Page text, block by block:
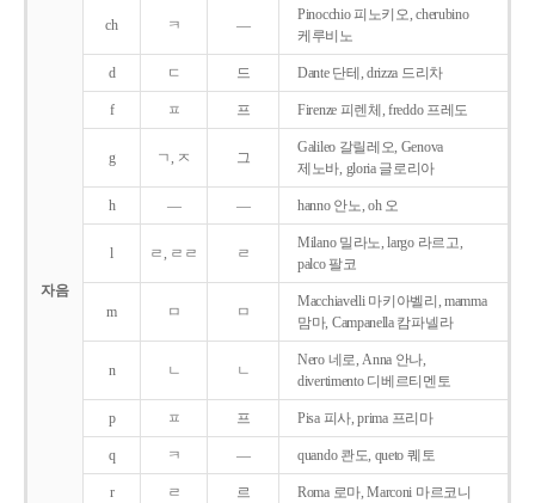
자음
ch ㅋ ―
Pinocchio 피노키오, cherubino
케루비노
d ㄷ 드 Dante 단테, drizza 드리차
f ㅍ 프 Firenze 피렌체, freddo 프레도
g ㄱ, ㅈ 그
Galileo 갈릴레오, Genova
제노바, gloria 글로리아
h ― ― hanno 안노, oh 오
l ㄹ, ㄹㄹ ㄹ
Milano 밀라노, largo 라르고,
palco 팔코
m ㅁ ㅁ
Macchiavelli 마키아벨리, mamma
맘마, Campanella 캄파넬라
n ㄴ ㄴ
Nero 네로, Anna 안나,
divertimento 디베르티멘토
p ㅍ 프 Pisa 피사, prima 프리마
q ㅋ ― quando 콴도, queto 퀘토
r ㄹ 르 Roma 로마, Marconi 마르코니